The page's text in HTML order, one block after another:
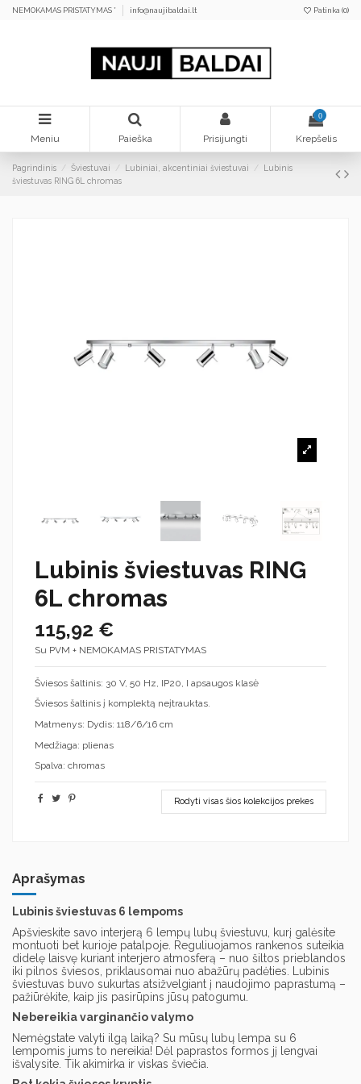
NEMOKAMAS PRISTATYMAS * info@naujibaldai.lt Patinka (0)
Meniu Paieška Prisijungti
0
Krepšelis
Pagrindinis Šviestuvai Lubiniai, akcentiniai šviestuvai
Lubinis
šviestuvas RING 6L chromas
Lubinis šviestuvas RING
6L chromas
115,92 €
Su PVM + NEMOKAMAS PRISTATYMAS
Šviesos šaltinis: 30 V, 50 Hz, IP20, I apsaugos klasė
Šviesos šaltinis į komplektą neįtrauktas.
Matmenys: Dydis: 118/6/16 cm
Medžiaga: plienas
Spalva: chromas
Rodyti visas šios kolekcijos prekes
Aprašymas
Lubinis šviestuvas 6 lempoms
Apšvieskite savo interjerą 6 lempų lubų šviestuvu, kurį galėsite
montuoti bet kurioje patalpoje. Reguliuojamos rankenos suteikia
didelę laisvę kuriant interjero atmosferą – nuo ​​šiltos prieblandos
iki pilnos šviesos, priklausomai nuo abažūrų padėties. Lubinis
šviestuvas buvo sukurtas atsižvelgiant į naudojimo paprastumą –
pažiūrėkite, kaip jis pasirūpins jūsų patogumu.
Nebereikia varginančio valymo
Nemėgstate valyti ilgą laiką? Su mūsų lubų lempa su 6
lempomis jums to nereikia! Dėl paprastos formos jį lengvai
išvalysite. Tik akimirka ir viskas šviečia.